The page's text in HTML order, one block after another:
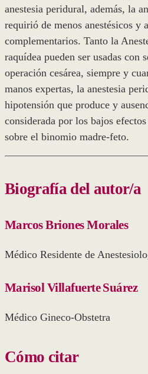
anestesia peridural, además, la
requirió de menos anestésicos y
complementarios. Tanto la
raquídea pueden ser usadas con
operación cesárea, siempre y
manos expertas, la anestesia
hipotensión que produce y
considerada por los bajos
sobre el binomio madre-feto.
Biografía del autor/a
Marcos Briones Morales
Médico Residente de
Marisol Villafuerte Suárez
Médico Gineco-Obstetra
Cómo citar